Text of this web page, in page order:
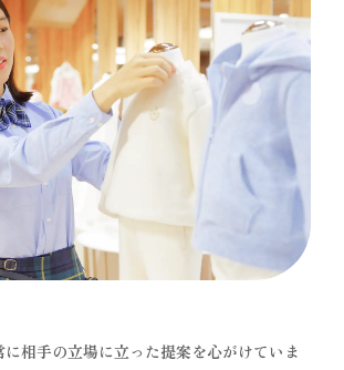
相手の立場に立った提案を心がけていま